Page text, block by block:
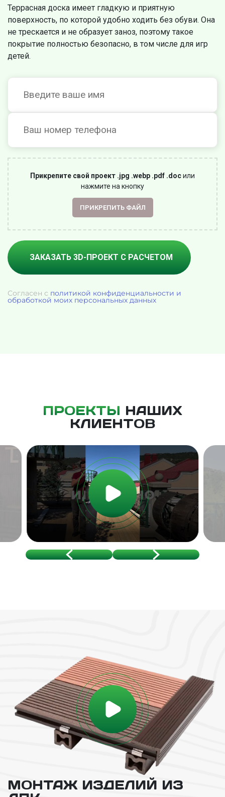
Террасная доска имеет гладкую и приятную
поверхность, по которой удобно ходить без обуви. Она
не трескается и не образует заноз, поэтому такое
покрытие полностью безопасно, в том числе для игр
детей.
Прикрепите свой проект .jpg .webp .pdf .docили
нажмите на кнопку
ПРИКРЕПИТЬ ФАЙЛ
Согласен с политикой конфиденциальности и
обработкой моих персональных данных
ПРОЕКТЫ НАШИХ
КЛИЕНТОВ
МОНТАЖ ИЗДЕЛИЙ ИЗ